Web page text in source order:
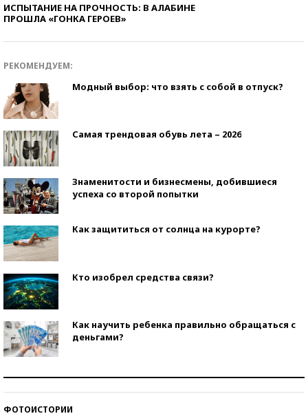
ИСПЫТАНИЕ НА ПРОЧНОСТЬ: В АЛАБИНЕ
ПРОШЛА «ГОНКА ГЕРОЕВ»
РЕКОМЕНДУЕМ:
Модный выбор: что взять с собой в отпуск?
Самая трендовая обувь лета – 2026
Знаменитости и бизнесмены, добившиеся
успеха со второй попытки
Как защититься от солнца на курорте?
Кто изобрел средства связи?
Как научить ребенка правильно обращаться с
деньгами?
ФОТОИСТОРИИ